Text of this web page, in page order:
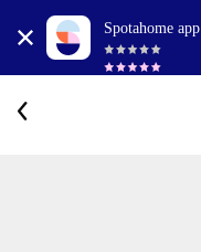
Spotahome app